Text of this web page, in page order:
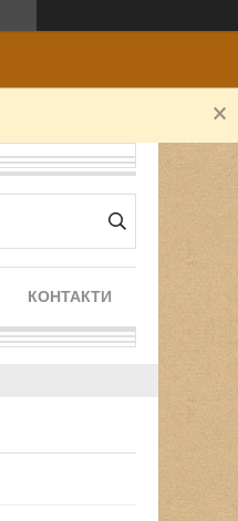
КОНТАКТИ